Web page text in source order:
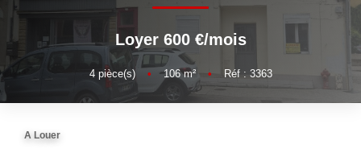
NOS SERVICES
Transaction
Loyer 600 €/mois
4pièce(s) • 106m² • Réf : 3363
A Louer